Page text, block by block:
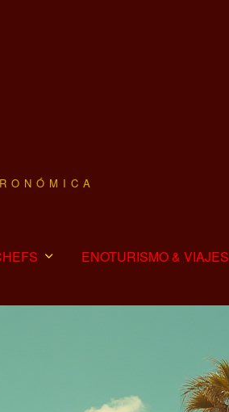
ENOTURISMO & VIAJES